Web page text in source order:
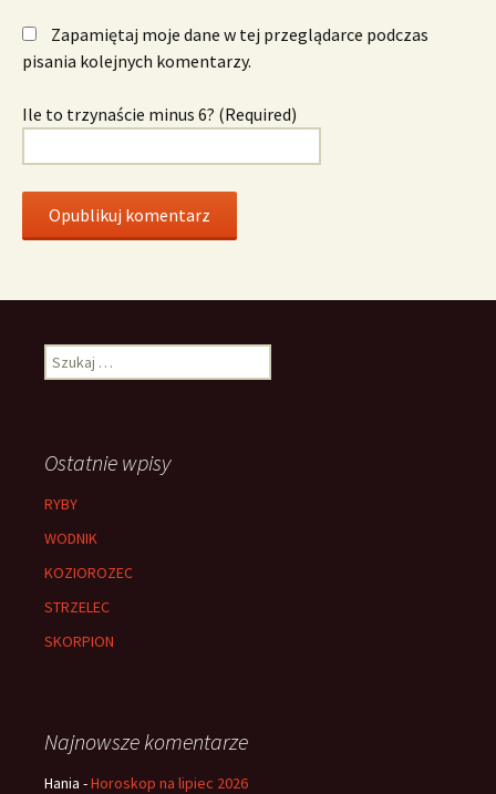
Zapamiętaj moje dane w tej przeglądarce podczas
pisania kolejnych komentarzy.
Ile to trzynaście minus 6? (Required)
Szukaj:
Ostatnie wpisy
RYBY
WODNIK
KOZIOROZEC
STRZELEC
SKORPION
Najnowsze komentarze
Hania -Horoskop na lipiec 2026